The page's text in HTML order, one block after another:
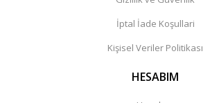
İptal İade Koşullari
Kişisel Veriler Politikası
HESABIM